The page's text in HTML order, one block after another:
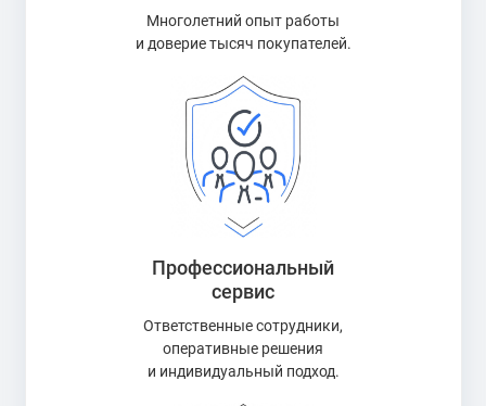
Многолетний опыт работы
и доверие тысяч покупателей.
Профессиональный
сервис
Ответственные сотрудники,
оперативные решения
и индивидуальный подход.